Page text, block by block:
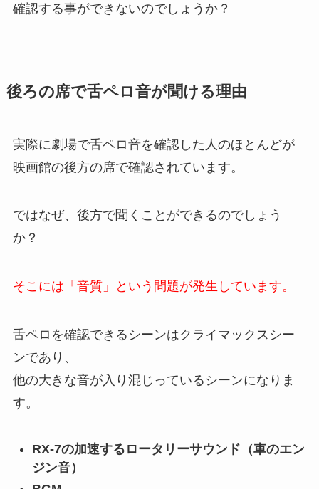
確認する事ができないのでしょうか？
後ろの席で舌ペロ音が聞ける理由
実際に劇場で舌ペロ音を確認した人のほとんどが
映画館の後方の席で確認されています。
ではなぜ、後方で聞くことができるのでしょう
か？
そこには「音質」という問題が発生しています。
舌ペロを確認できるシーンはクライマックスシー
ンであり、
他の大きな音が入り混じっているシーンになりま
す。
RX-7の加速するロータリーサウンド（車のエン
ジン音）